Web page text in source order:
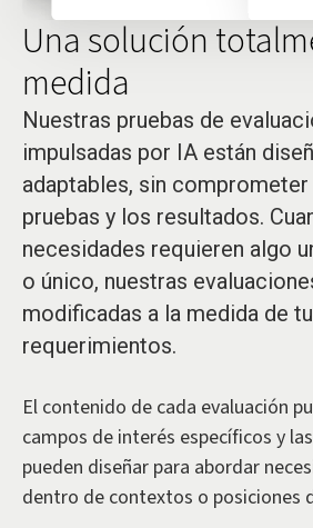
Una solución
medida
Nuestras pruebas de
impulsadas por IA están
adaptables, sin
pruebas y los resultados.
necesidades requieren algo
o único, nuestras
modificadas a la medida de
requerimientos.
El contenido de cada evaluación
campos de interés específicos y
pueden diseñar para abordar
dentro de contextos o posiciones